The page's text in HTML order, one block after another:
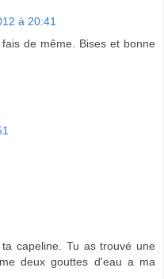
à 20:41
de même. Bises et bonne
capeline. Tu as trouvé une
deux gouttes d'eau a ma